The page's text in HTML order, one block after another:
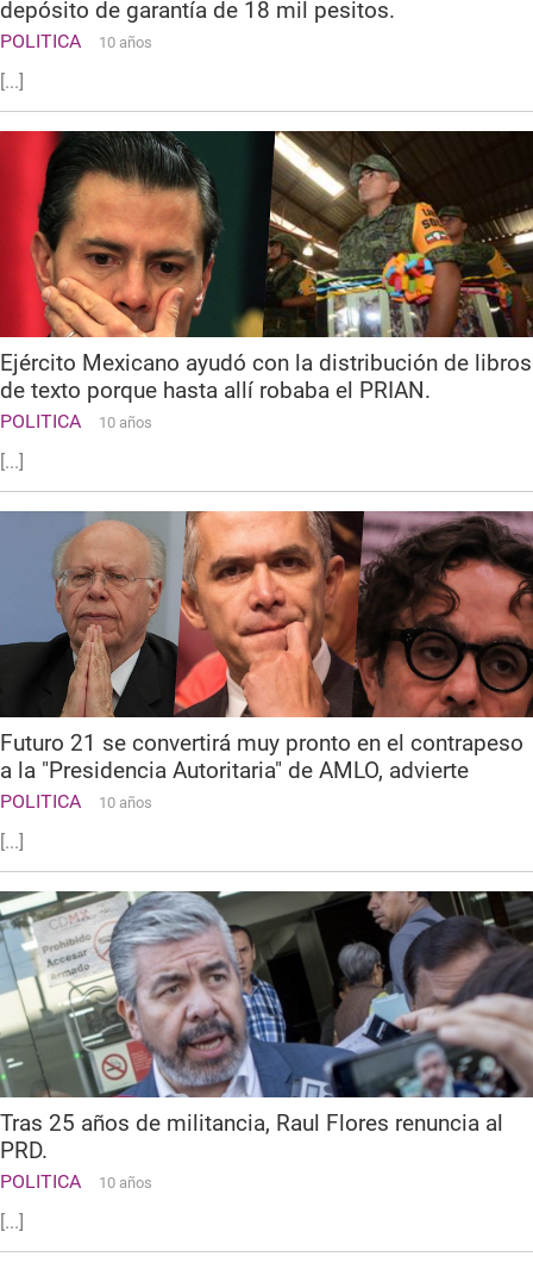
depósito de garantía de 18 mil pesitos.
POLITICA 10 años
[...]
Ejército Mexicano ayudó con la distribución de libros
de texto porque hasta allí robaba el PRIAN.
POLITICA 10 años
[...]
Futuro 21 se convertirá muy pronto en el contrapeso
a la "Presidencia Autoritaria" de AMLO, advierte
POLITICA 10 años
[...]
Tras 25 años de militancia, Raul Flores renuncia al
PRD.
POLITICA 10 años
[...]